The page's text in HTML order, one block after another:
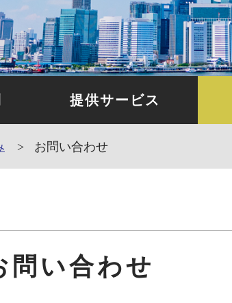
提供サービス
お問い合わせ
問い合わせ